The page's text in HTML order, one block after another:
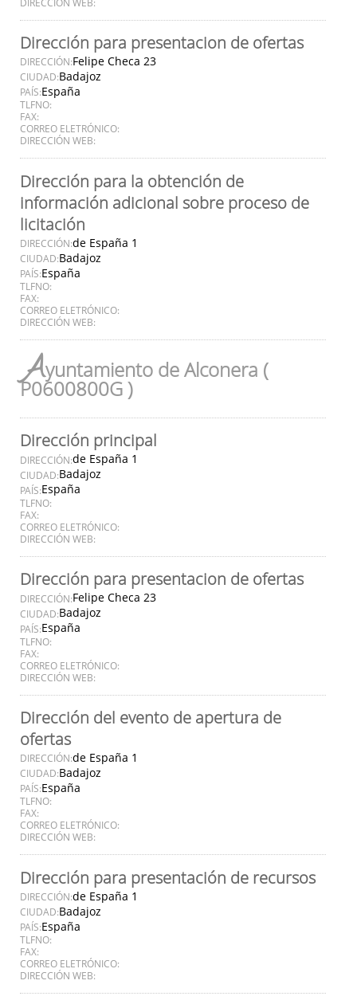
Dirección para presentacion de ofertas
DIRECCIÓN:Felipe Checa 23
CIUDAD:Badajoz
PAÍS:España
TLFNO:
FAX:
CORREO ELETRÓNICO:
DIRECCIÓN WEB:
Dirección para la obtención de
información adicional sobre proceso de
licitación
DIRECCIÓN:de España 1
CIUDAD:Badajoz
PAÍS:España
TLFNO:
FAX:
CORREO ELETRÓNICO:
DIRECCIÓN WEB:
Ayuntamiento de Alconera (
P0600800G )
Dirección principal
DIRECCIÓN:de España 1
CIUDAD:Badajoz
PAÍS:España
TLFNO:
FAX:
CORREO ELETRÓNICO:
DIRECCIÓN WEB:
Dirección para presentacion de ofertas
DIRECCIÓN:Felipe Checa 23
CIUDAD:Badajoz
PAÍS:España
TLFNO:
FAX:
CORREO ELETRÓNICO:
DIRECCIÓN WEB:
Dirección del evento de apertura de
ofertas
DIRECCIÓN:de España 1
CIUDAD:Badajoz
PAÍS:España
TLFNO:
FAX:
CORREO ELETRÓNICO:
DIRECCIÓN WEB:
Dirección para presentación de recursos
DIRECCIÓN:de España 1
CIUDAD:Badajoz
PAÍS:España
TLFNO:
FAX:
CORREO ELETRÓNICO:
DIRECCIÓN WEB: